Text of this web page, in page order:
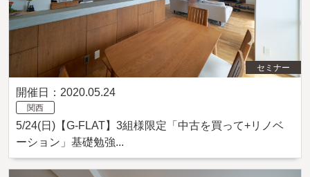
セミナー
開催日：2020.05.24
関西
5/24(日)【G-FLAT】3組様限定「中古を買って+リノベ
ーション」基礎勉強...